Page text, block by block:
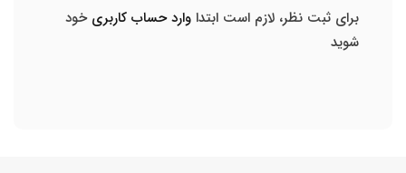
برای ثبت نظر، لازم است ابتدا وارد حساب کاربریخود
شوید